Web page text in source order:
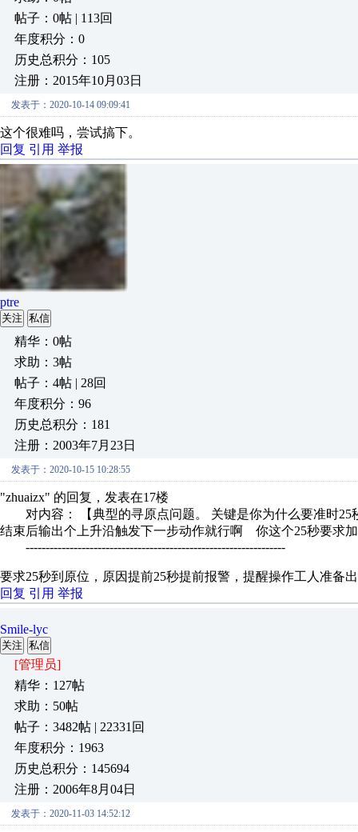
帖子：0帖 | 113回
年度积分：0
历史总积分：105
注册：2015年10月03日
发表于：2020-10-14 09:09:41
这个很难吗，尝试搞下。
回复 引用 举报
ptre
关注 私信
精华：0帖
求助：3帖
帖子：4帖 | 28回
年度积分：96
历史总积分：181
注册：2003年7月23日
发表于：2020-10-15 10:28:55
"zhuaizx" 的回复，发表在17楼
对内容： 【典型的寻原点问题。 关键是你为什么要准时25
结束后输出个上升沿触发下一步动作就行啊 你这个25秒要求
-----------------------------------------------------------------
要求25秒到原位，原因提前25秒提前报警，提醒操作工人准备
回复 引用 举报
Smile-lyc
关注 私信
[管理员]
精华：127帖
求助：50帖
帖子：3482帖 | 22331回
年度积分：1963
历史总积分：145694
注册：2006年8月04日
发表于：2020-11-03 14:52:12